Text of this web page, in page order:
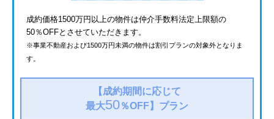
京成金町線
成約価格1500万円以上の物件は仲介手数料法定上限額の
50％OFFとさせていただきます。
※事業不動産および1500万円未満の物件は割引プランの対象外となりま
す。
【成約期間に応じて
最大50％OFF】 プラン